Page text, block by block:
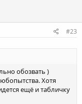
#23
обозвать )
Хотя
ещё и табличку